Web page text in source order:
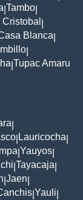
Tambo
Cristobal
Blanca
Tupac Amaru
Lauricocha
Yauyos
Tayacaja
Jaen
Yauli